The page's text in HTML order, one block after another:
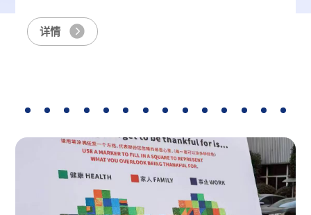
详情